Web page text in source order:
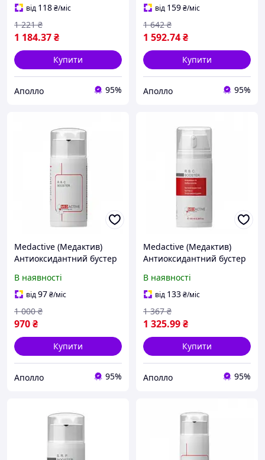
для обличчя, 30 мл
від 118₴/міс
1 184.37₴
1 221 ₴
Купити
Аполло 95%
для обличчя, 100 мл
від 159₴/міс
1 592.74₴
1 642 ₴
Купити
Аполло 95%
Medactive (Медактив)
Антиоксидантний бустер
біофлавоноїдами для
обличчя, 30 мл
В наявності
від97₴/міс
970₴
1 000 ₴
Купити
Аполло 95%
Medactive (Медактив)
Антиоксидантний бустер
біофлавоноїдами для
обличчя, 100 мл
В наявності
від 133₴/міс
1 325.99₴
1 367 ₴
Купити
Аполло 95%